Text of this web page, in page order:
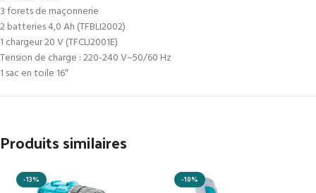
3 forets de maçonnerie
2 batteries 4,0 Ah (TFBLI2002)
1 chargeur 20 V (TFCLI2001E)
Tension de charge : 220-240 V~50/60 Hz
1 sac en toile 16″
Produits similaires
-13% -10%